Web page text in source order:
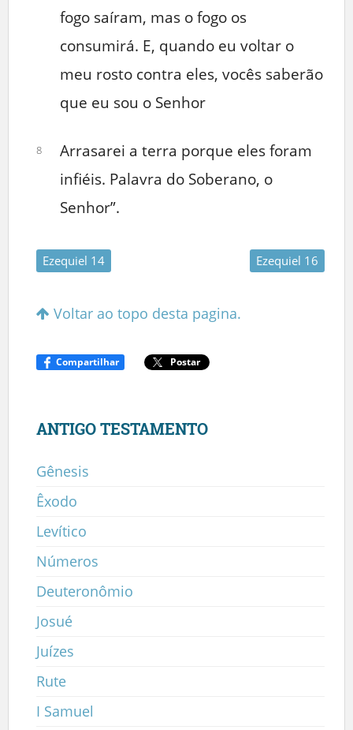
fogo saíram, mas o fogo os
consumirá. E, quando eu voltar o
meu rosto contra eles, vocês saberão
que eu sou o Senhor
8
Arrasarei a terra porque eles foram
infiéis. Palavra do Soberano, o
Senhor”.
Ezequiel 14 Ezequiel 16
Voltar ao topo desta pagina.
Compartilhar Postar
ANTIGO TESTAMENTO
Gênesis
Êxodo
Levítico
Números
Deuteronômio
Josué
Juízes
Rute
I Samuel